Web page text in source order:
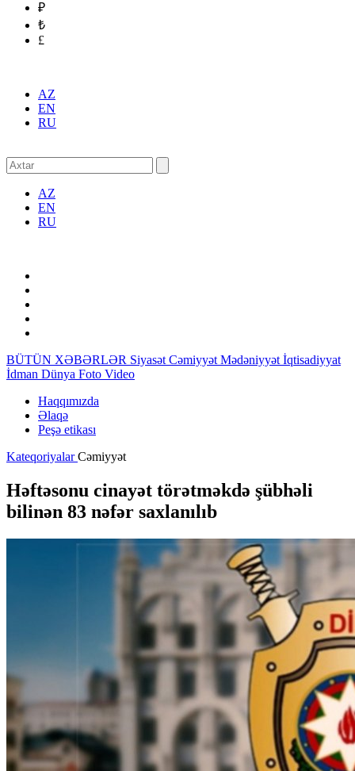
₽
₺
£
AZ
EN
RU
AZ
EN
RU
BÜTÜN XƏBƏRLƏR Siyasət Cəmiyyət Mədəniyyət İqtisadiyyat
İdman Dünya Foto Video
Haqqımızda
Əlaqə
Peşə etikası
KateqoriyalarCəmiyyət
Həftəsonu cinayət törətməkdə şübhəli
bilinən 83 nəfər saxlanılıb